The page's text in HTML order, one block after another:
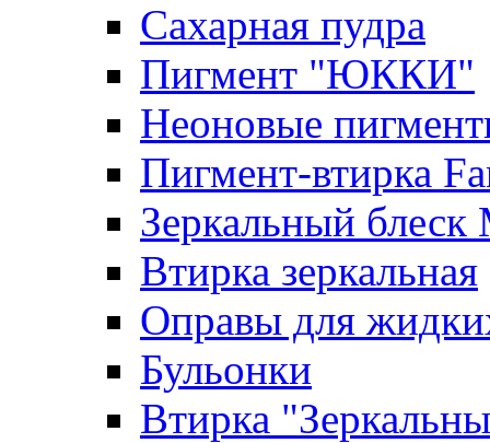
Сахарная пудра
Пигмент "ЮККИ"
Неоновые
Пигмент-втирка
Зеркальный блеск
Втирка зеркальная
Оправы для
Бульонки
Втирка